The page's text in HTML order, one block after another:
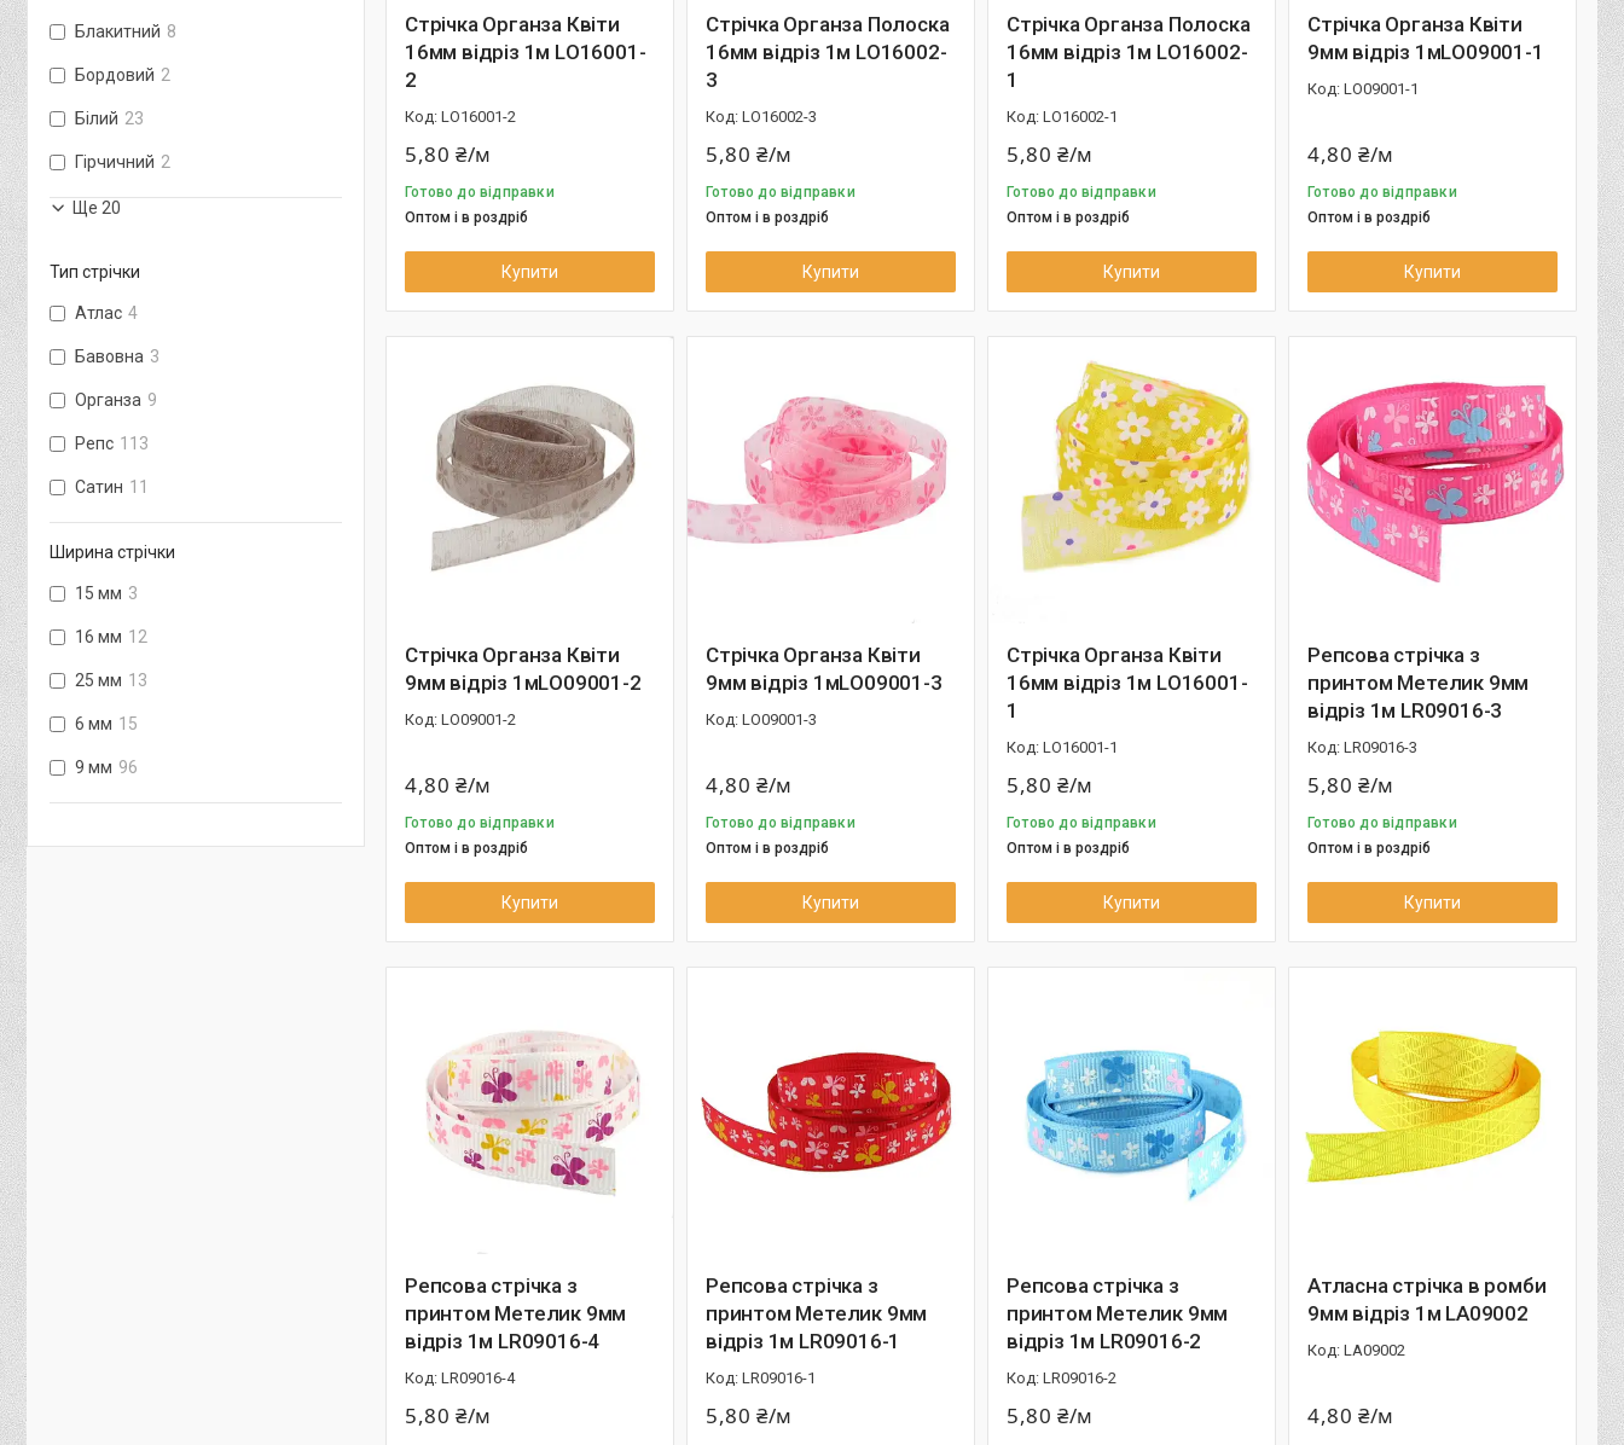
Стрічка Органза Квіти
16мм відріз 1м LО16001-
2
LО16001-2
5,80 ₴/м
Готово до відправки
Оптом і в роздріб
Купити
Стрічка Органза Полоска
16мм відріз 1м LО16002-
3
LО16002-3
5,80 ₴/м
Готово до відправки
Оптом і в роздріб
Купити
Стрічка Органза Полоска
16мм відріз 1м LО16002-
1
LО16002-1
5,80 ₴/м
Готово до відправки
Оптом і в роздріб
Купити
Стрічка Органза Квіти
9мм відріз 1мLО09001-1
LО09001-1
4,80 ₴/м
Готово до відправки
Оптом і в роздріб
Купити
Стрічка Органза Квіти
9мм відріз 1мLО09001-2
LО09001-2
4,80 ₴/м
Готово до відправки
Оптом і в роздріб
Купити
Стрічка Органза Квіти
9мм відріз 1мLО09001-3
LО09001-3
4,80 ₴/м
Готово до відправки
Оптом і в роздріб
Купити
Стрічка Органза Квіти
16мм відріз 1м LО16001-
1
LО16001-1
5,80 ₴/м
Готово до відправки
Оптом і в роздріб
Купити
Репсова стрічка з
принтом Метелик 9мм
відріз 1м LR09016-3
LR09016-3
5,80 ₴/м
Готово до відправки
Оптом і в роздріб
Купити
Репсова стрічка з
принтом Метелик 9мм
відріз 1м LR09016-4
LR09016-4
5,80 ₴/м
Репсова стрічка з
принтом Метелик 9мм
відріз 1м LR09016-1
LR09016-1
5,80 ₴/м
Репсова стрічка з
принтом Метелик 9мм
відріз 1м LR09016-2
LR09016-2
5,80 ₴/м
Атласна стрічка в ромби
9мм відріз 1м LA09002
LA09002
4,80 ₴/м
Блакитний 8
Бордовий 2
Білий 23
Гірчичний 2
Ще 20
Тип стрічки
Атлас 4
Бавовна 3
Органза 9
Репс 113
Сатин 11
Ширина стрічки
15 мм 3
16 мм 12
25 мм 13
6 мм 15
9 мм 96